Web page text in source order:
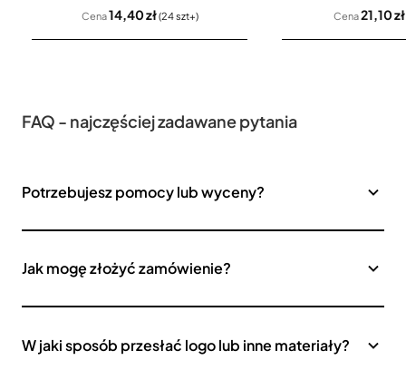
Cena14,40 zł(24 szt+) Cena21,10 zł
FAQ - najczęściej zadawane pytania
Potrzebujesz pomocy lub wyceny?
Jak mogę złożyć zamówienie?
W jaki sposób przesłać logo lub inne materiały?